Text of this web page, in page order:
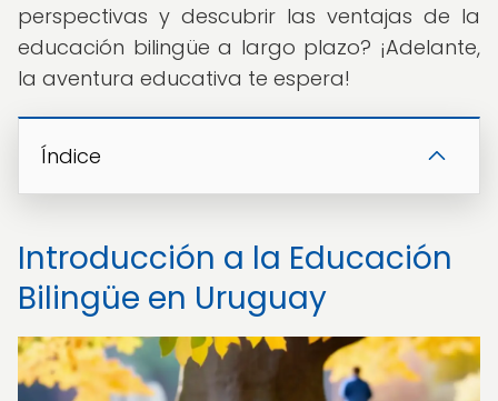
perspectivas y descubrir las ventajas de la
educación bilingüe a largo plazo? ¡Adelante,
la aventura educativa te espera!
Índice
Introducción a la Educación
Bilingüe en Uruguay